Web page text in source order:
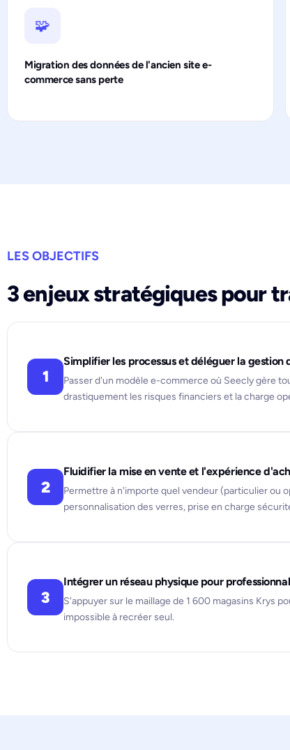
🧩
Migration des données de l'ancien site e-
commerce sans perte
LES OBJECTIFS
3 enjeux stratégiques pour
1
Simplifier les processus et déléguer la gestion
Passer d'un modèle e-commerce où Seecly gère
drastiquement les risques financiers et la charge
2
Fluidifier la mise en vente et l'expérience
Permettre à n'importe quel vendeur (particulier ou
personnalisation des verres, prise en charge
3
Intégrer un réseau physique pour
S'appuyer sur le maillage de 1 600 magasins Krys
impossible à recréer seul.